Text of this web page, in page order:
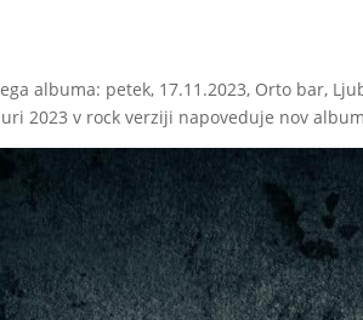
albuma: petek, 17.11.2023, Orto bar,
2023 v rock verziji napoveduje nov album